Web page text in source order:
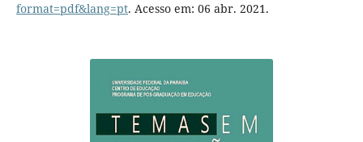
format=pdf&lang=pt. Acesso em: 06 abr. 2021.